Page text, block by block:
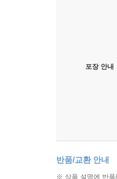
포장 안내
반품/교환 안내
※ 상품 설명에 반품